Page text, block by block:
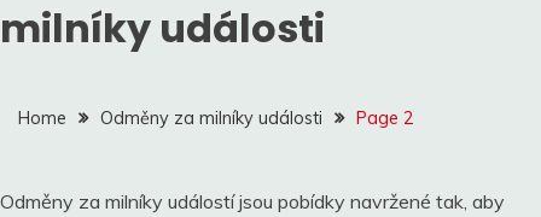
milníky události
Home Odměny za milníky události Page 2
Odměny za milníky událostí jsou pobídky navržené tak, aby